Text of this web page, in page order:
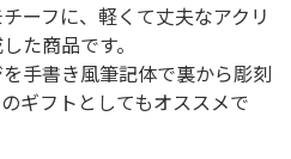
ーフに、軽くて丈夫なアクリ
た商品です。
手書き風筆記体で裏から彫刻
ギフトとしてもオススメで